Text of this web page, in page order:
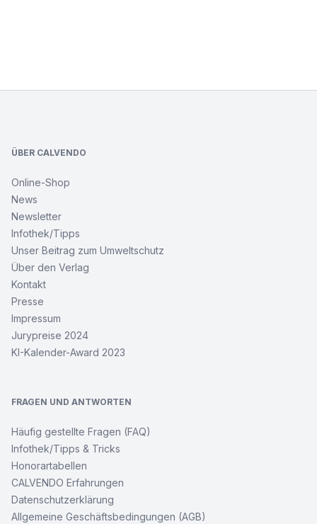
ÜBER CALVENDO
Online-Shop
News
Newsletter
Infothek/Tipps
Unser Beitrag zum Umweltschutz
Über den Verlag
Kontakt
Presse
Impressum
Jurypreise 2024
KI-Kalender-Award 2023
FRAGEN UND ANTWORTEN
Häufig gestellte Fragen (FAQ)
Infothek/Tipps & Tricks
Honorartabellen
CALVENDO Erfahrungen
Datenschutzerklärung
Allgemeine Geschäftsbedingungen (AGB)